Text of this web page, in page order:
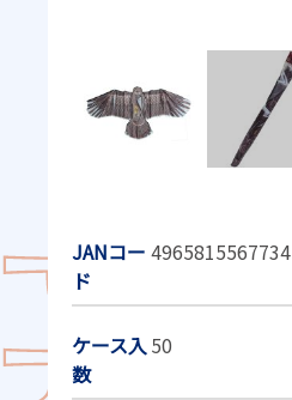
JANコー
ド
4965815567734
ケース入
数
50